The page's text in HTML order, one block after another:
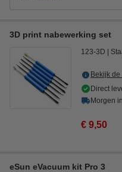
3D print nabewerking set
123-3D
Bekijk
Direct
Morgen
€ 9,50
eSun eVacuum kit Pro 3